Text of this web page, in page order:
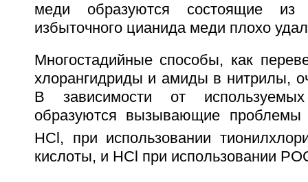
меди образуются состоящие
избыточного цианида меди плохо
Многостадийные способы, как
хлорангидриды и амиды в нитрилы,
В зависимости от
образуются вызывающие
HCl, при использовании
кислоты, и HCl при использовании